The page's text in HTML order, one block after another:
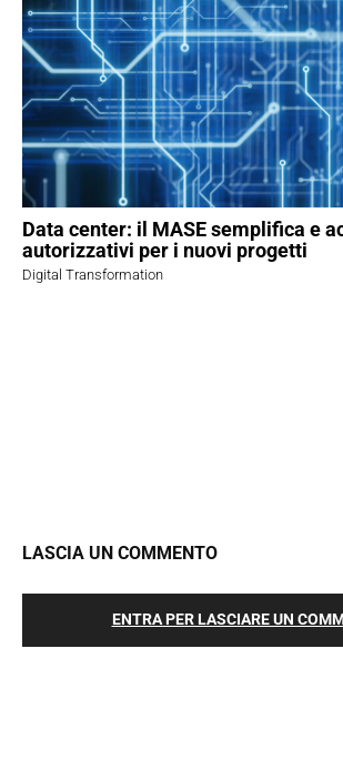
Data center: il MASE semplifica e
autorizzativi per i nuovi progetti
Digital Transformation
LASCIA UN COMMENTO
ENTRA PER LASCIARE UN